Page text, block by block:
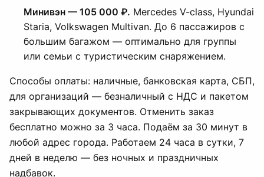
Минивэн — 105 000 ₽. Mercedes V-class, Hyundai
Staria, Volkswagen Multivan. До 6 пассажиров с
большим багажом — оптимально для группы
или семьи с туристическим снаряжением.
Способы оплаты: наличные, банковская карта, СБП,
для организаций — безналичный с НДС и пакетом
закрывающих документов. Отменить заказ
бесплатно можно за 3 часа. Подаём за 30 минут в
любой адрес города. Работаем 24 часа в сутки, 7
дней в неделю — без ночных и праздничных
надбавок.